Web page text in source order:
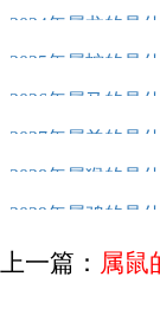
2024年属龙的是
2025年属蛇的是
2026年属马的是
2027年属羊的是
2028年属猴的是
2029年属鸡的是
上一篇： 属鼠